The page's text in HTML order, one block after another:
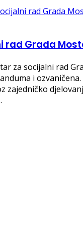
rad Grada
za socijalni rad
i
zajedničko